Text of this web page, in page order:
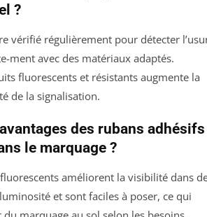
?
vérifié régulièrement pour détecter
ment avec des matériaux adaptés.
fluorescents et résistants augmente la
de la signalisation.
des rubans adhésifs
le marquage ?
améliorent la visibilité dans
et sont faciles à poser, ce qui